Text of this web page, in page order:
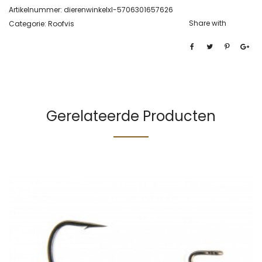
Artikelnummer: dierenwinkelxl-5706301657626
Categorie: Roofvis Share with
Gerelateerde Producten